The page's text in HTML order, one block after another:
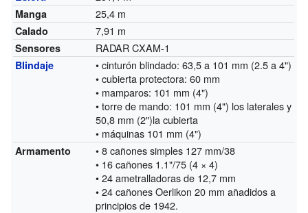
Manga 25,4 m
Calado 7,91 m
Sensores RADAR CXAM-1
Blindaje
• cinturón blindado: 63,5 a 101 mm (2.5 a 4")
• cubierta protectora: 60 mm
• mamparos: 101 mm (4")
• torre de mando: 101 mm (4") los laterales y
50,8 mm (2")la cubierta
• máquinas 101 mm (4")
Armamento
• 8 cañones simples 127 mm/38
• 16 cañones 1.1"/75 (4 × 4)
• 24 ametralladoras de 12,7 mm
• 24 cañones Oerlikon 20 mm añadidos a
principios de 1942.